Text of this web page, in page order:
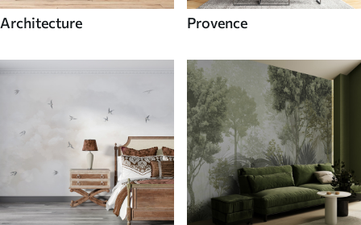
Architecture Provence